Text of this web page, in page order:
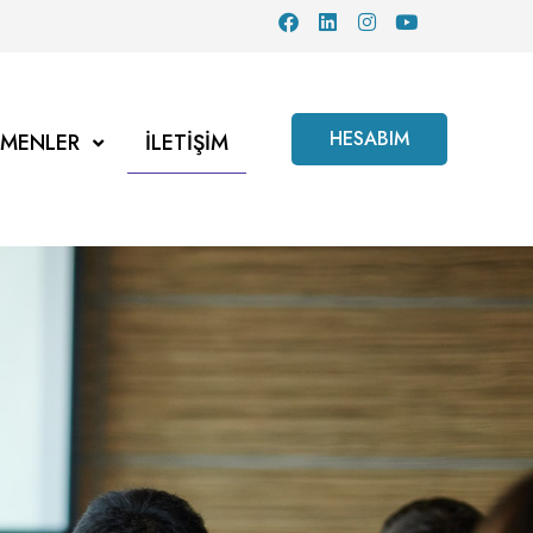
İLETIŞIM HESABIM